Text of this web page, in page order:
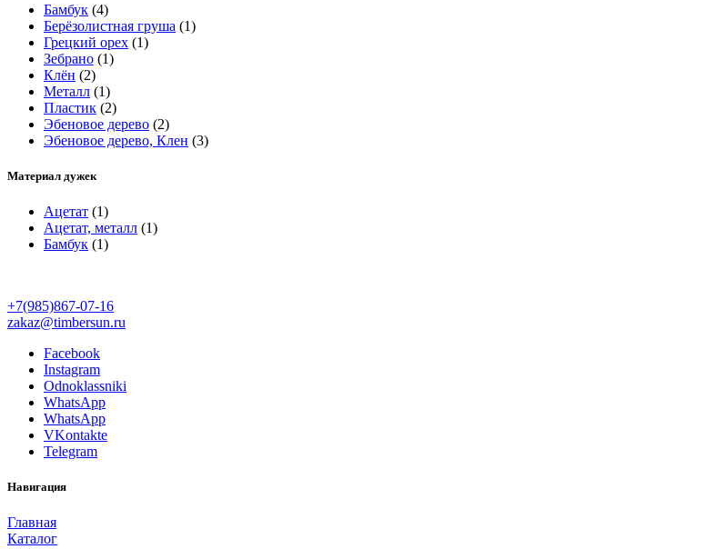
Бамбук (4)
Берёзолистная груша (1)
Грецкий орех (1)
Зебрано (1)
Клён (2)
Металл (1)
Пластик (2)
Эбеновое дерево (2)
Эбеновое дерево, Клен (3)
Материал дужек
Ацетат (1)
Ацетат, металл (1)
Бамбук (1)
+7(985)867-07-16
zakaz@timbersun.ru
Facebook
Instagram
Odnoklassniki
WhatsApp
WhatsApp
VKontakte
Telegram
Навигация
Главная
Каталог